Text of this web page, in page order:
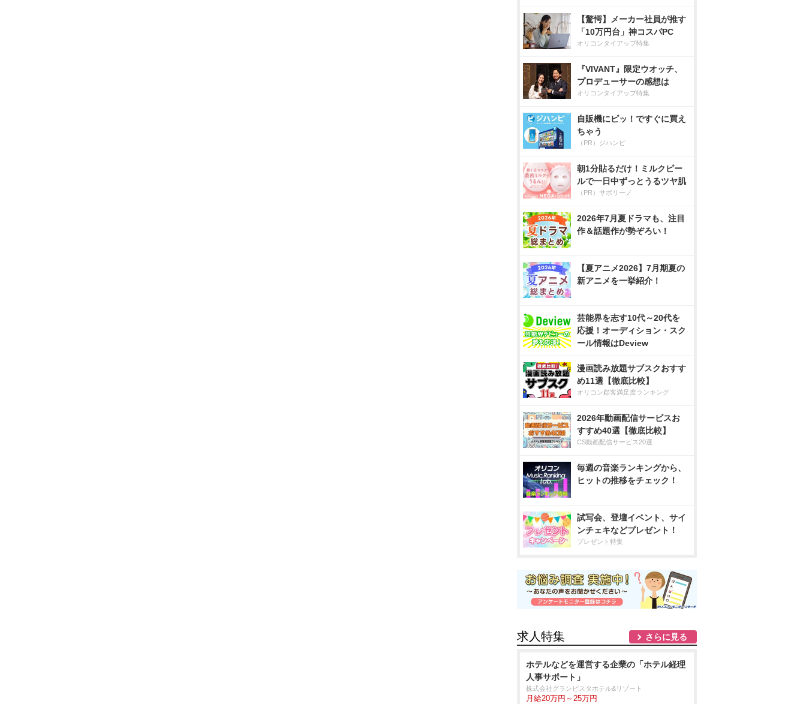
【驚愕】メーカー社員が推す
「10万円台」神コスパPC
オリコンタイアップ特集
『VIVANT』限定ウオッチ、
プロデューサーの感想は
オリコンタイアップ特集
自販機にピッ！ですぐに買え
ちゃう
（PR）ジハンピ
朝1分貼るだけ！ミルクピー
ルで一日中ずっとうるツヤ肌
（PR）サボリーノ
2026年7月夏ドラマも、注目
作＆話題作が勢ぞろい！
【夏アニメ2026】7月期夏の
新アニメを一挙紹介！
芸能界を志す10代～20代を
応援！オーディション・スク
ール情報はDeview
漫画読み放題サブスクおすす
め11選【徹底比較】
オリコン顧客満足度ランキング
2026年動画配信サービスお
すすめ40選【徹底比較】
CS動画配信サービス20選
毎週の音楽ランキングから、
ヒットの推移をチェック！
試写会、登壇イベント、サイ
ンチェキなどプレゼント！
プレゼント特集
求人特集 さらに見る
ホテルなどを運営する企業の「ホテル経理
人事サポート」
株式会社グランビスタホテル&リゾート
月給20万円～25万円